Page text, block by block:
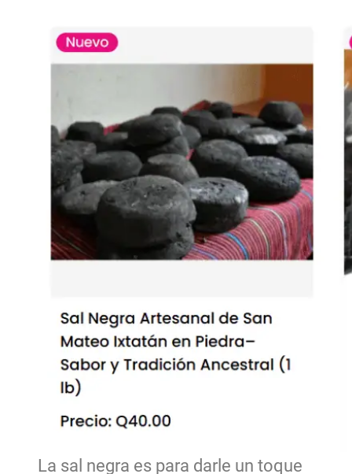
La sal negra es para darle un toque